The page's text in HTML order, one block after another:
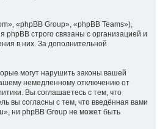
«phpBB Group», «phpBB Teams»),
phpBB строго связаны с организацией и
в них. За дополнительной
могут нарушить законы вашей
немедленному отключению от
Вы соглашаетесь с тем, что
вы согласны с тем, что введённая вами
ни phpBB Group не может быть